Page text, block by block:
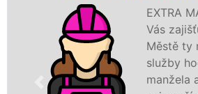
EXTRA MANŽEL pro
Vás zajišťuje v Dolním
Městě ty nejkvalitnější
služby hodinového
manžela a to od těch